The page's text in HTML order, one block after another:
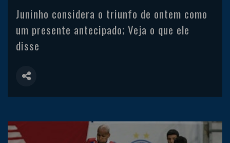
Juninho considera o triunfo de ontem como
um presente antecipado; Veja o que ele
disse